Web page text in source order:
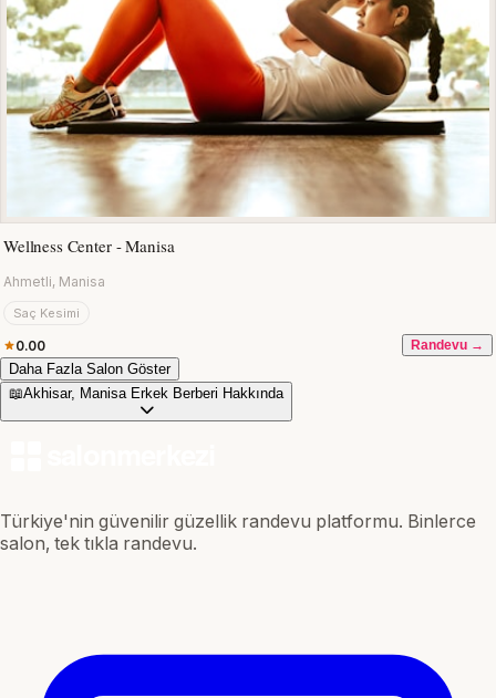
Wellness Center - Manisa
Ahmetli, Manisa
Saç Kesimi
0.00 Randevu →
Daha Fazla Salon Göster
📖Akhisar, Manisa Erkek Berberi Hakkında
Türkiye'nin güvenilir güzellik randevu platformu. Binlerce
salon, tek tıkla randevu.